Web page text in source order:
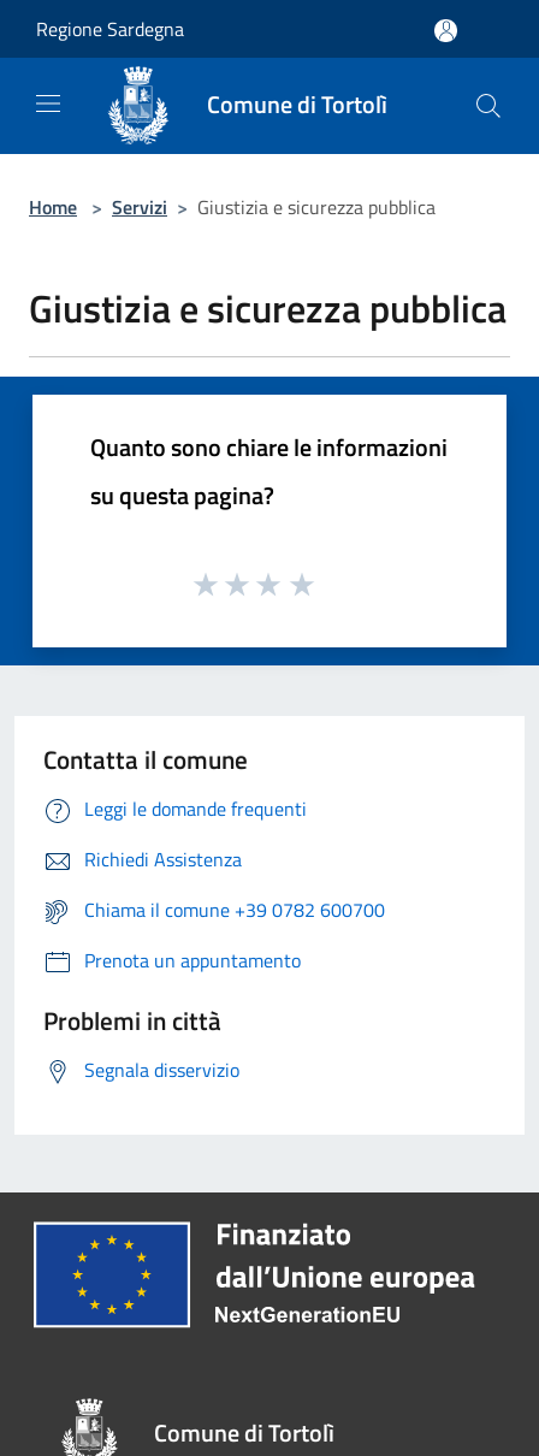
Regione Sardegna
Comune di Tortolì
Home > Servizi > Giustizia e sicurezza pubblica
Giustizia e sicurezza pubblica
Quanto sono chiare le informazioni
su questa pagina?
Contatta il comune
Leggi le domande frequenti
Richiedi Assistenza
Chiama il comune +39 0782 600700
Prenota un appuntamento
Problemi in città
Segnala disservizio
Comune di Tortolì